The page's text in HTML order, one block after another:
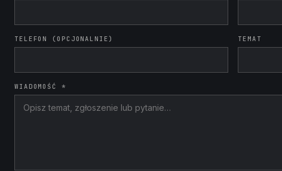
TELEFON (OPCJONALNIE) TEMAT
WIADOMOŚĆ *